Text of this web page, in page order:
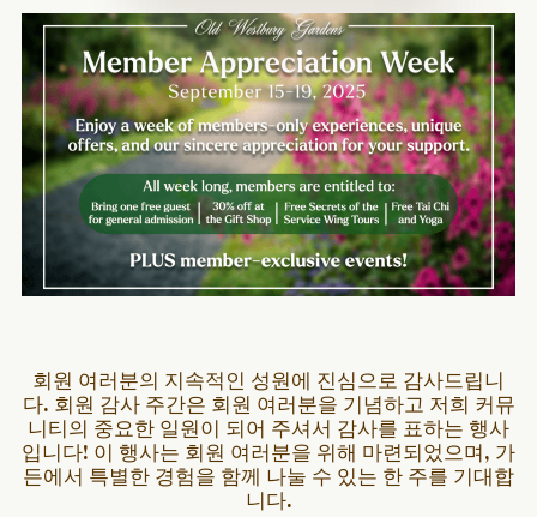
회원 여러분의 지속적인 성원에 진심으로 감사드립니
다. 회원 감사 주간은 회원 여러분을 기념하고 저희 커뮤
니티의 중요한 일원이 되어 주셔서 감사를 표하는 행사
입니다! 이 행사는 회원 여러분을 위해 마련되었으며, 가
든에서 특별한 경험을 함께 나눌 수 있는 한 주를 기대합
니다.